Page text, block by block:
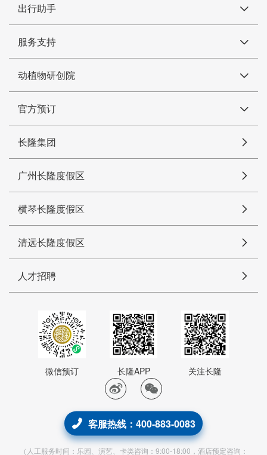
出行助手
服务支持
动植物研创院
官方预订
长隆集团
广州长隆度假区
横琴长隆度假区
清远长隆度假区
人才招聘
微信预订 长隆APP 关注长隆
客服热线：400-883-0083
（人工服务时间：乐园、演艺、卡类咨询：9:00-18:00，酒店预定咨询：